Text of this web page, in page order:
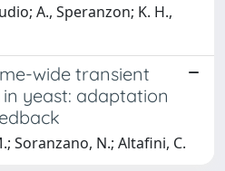
A., Speranzon; K. H.,
wide transient
yeast: adaptation
Soranzano, N.; Altafini, C.